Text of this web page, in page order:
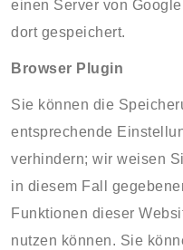
einen Server von
dort gespeichert.
Browser Plugin
Sie können die
entsprechende
verhindern; wir weisen
in diesem Fall
Funktionen dieser
nutzen können. Sie